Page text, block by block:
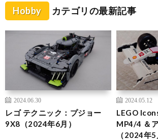
Hobby カテゴリの最新記事
2024.06.30
レゴ テクニック：プジョー
9X8（2024年6月）
2024.05.12
LEGO
MP4/4 ＆
（2024年5